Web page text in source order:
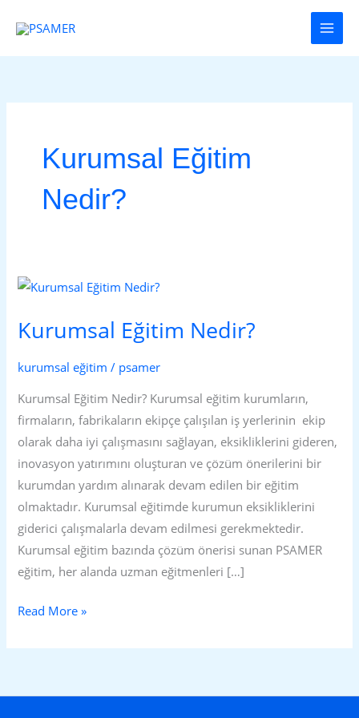
atla
Main
Kurumsal Eğitim
Nedir?
Kurumsal Eğitim Nedir?
kurumsal eğitim / psamer
Kurumsal Eğitim Nedir? Kurumsal eğitim kurumların,
firmaların, fabrikaların ekipçe çalışılan iş yerlerinin ekip
olarak daha iyi çalışmasını sağlayan, eksikliklerini gideren,
inovasyon yatırımını oluşturan ve çözüm önerilerini bir
kurumdan yardım alınarak devam edilen bir eğitim
olmaktadır. Kurumsal eğitimde kurumun eksikliklerini
giderici çalışmalarla devam edilmesi gerekmektedir.
Kurumsal eğitim bazında çözüm önerisi sunan PSAMER
eğitim, her alanda uzman eğitmenleri […]
Kurumsal
Nedir?
Read More »